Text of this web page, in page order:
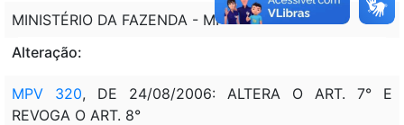
MINISTÉRIO DA FAZENDA - MF
Alteração:
MPV 320, DE 24/08/2006: ALTERA O ART. 7° E
REVOGA O ART. 8°